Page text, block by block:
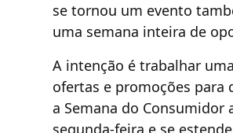
se tornou um evento
uma semana inteira de
A intenção é trabalhar
ofertas e promoções para
a Semana do Consumidor
segunda-feira e se